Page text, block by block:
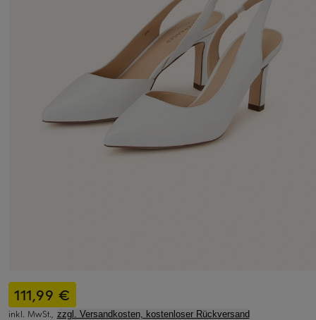
111,99 €
inkl. MwSt., zzgl. Versandkosten, kostenloser Rückversand